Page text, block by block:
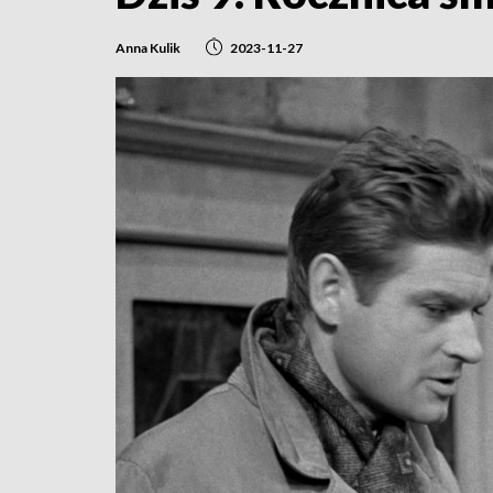
Anna Kulik 2023-11-27